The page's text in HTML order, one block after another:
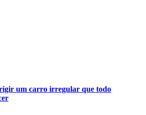
um carro irregular que todo